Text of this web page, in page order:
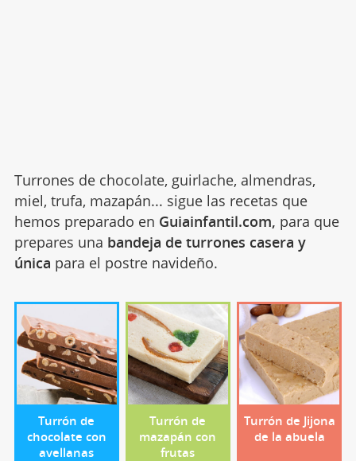
Turrones de chocolate, guirlache, almendras,
miel, trufa, mazapán... sigue las recetas que
hemos preparado en Guiainfantil.com, para que
prepares una bandeja de turrones casera y
única para el postre navideño.
Turrón de
chocolate con
avellanas
Turrón de
mazapán con
frutas
Turrón de Jijona
de la abuela